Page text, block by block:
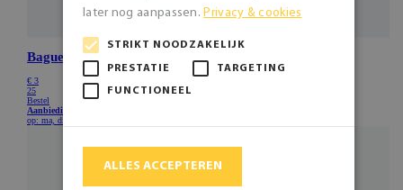
later nog aanpassen.Privacy & cookies
STRIKT NOODZAKELIJK
PRESTATIE TARGETING
FUNCTIONEEL
ALLES ACCEPTEREN